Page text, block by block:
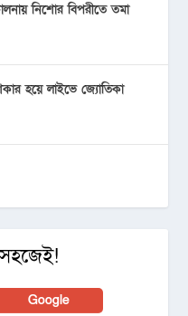
নিশোর বিপরীতে তমা
হয়ে লাইভে জ্যোতিকা
Google